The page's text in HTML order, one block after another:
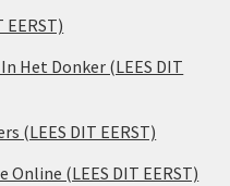
EERST)
Het Donker (LEES DIT
(LEES DIT EERST)
(LEES DIT EERST)